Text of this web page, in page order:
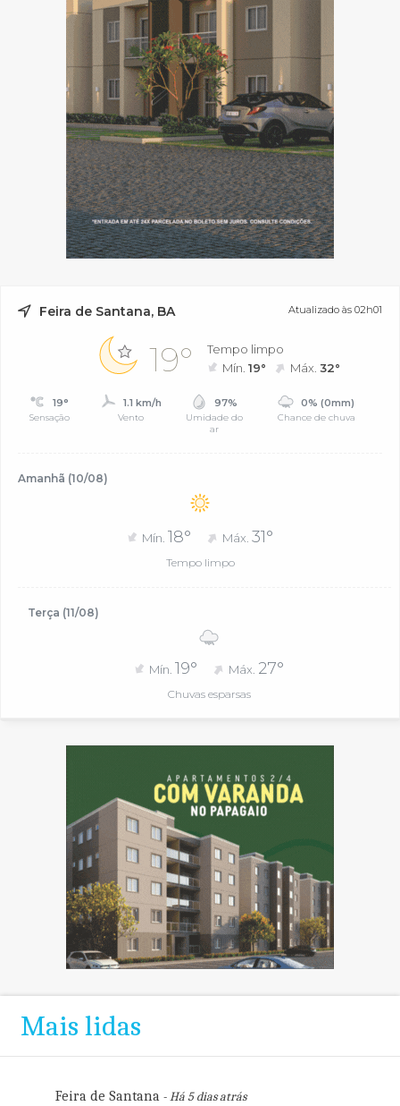
Feira de Santana, BA Atualizado às 02h01
19°
Tempo limpo
Mín.19° Máx.32°
19°
Sensação
1.1 km/h
Vento
97%
Umidade do
ar
0% (0mm)
Chance de chuva
Amanhã (10/08)
Mín. 18° Máx. 31°
Tempo limpo
Terça (11/08)
Mín. 19° Máx. 27°
Chuvas esparsas
Mais lidas
Feira de Santana- Há 5 dias atrás